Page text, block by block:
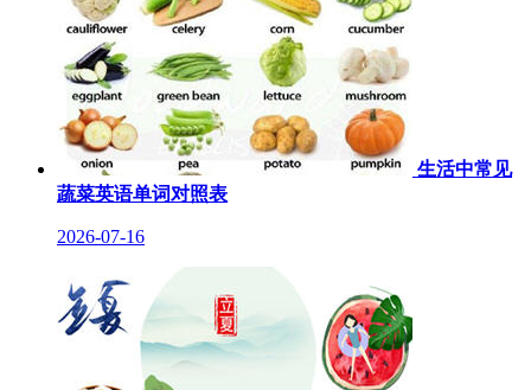
生活中常见
蔬菜英语单词对照表
2026-07-16